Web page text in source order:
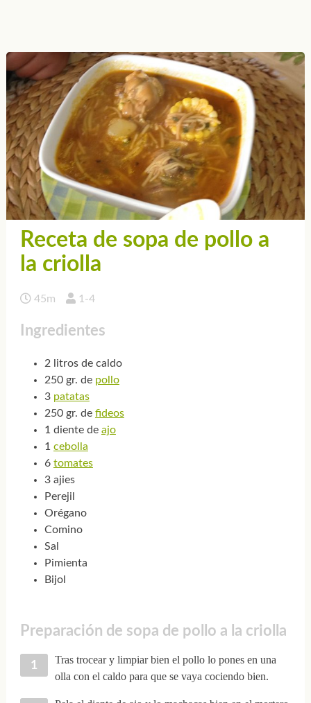
Receta de sopa de pollo a
la criolla
45m 1-4
Ingredientes
2 litros de caldo
250 gr. de pollo
3 patatas
250 gr. de fideos
1 diente de ajo
1 cebolla
6 tomates
3 ajies
Perejil
Orégano
Comino
Sal
Pimienta
Bijol
Preparación de sopa de pollo a la criolla
Tras trocear y limpiar bien el pollo lo pones en una
olla con el caldo para que se vaya cociendo bien.